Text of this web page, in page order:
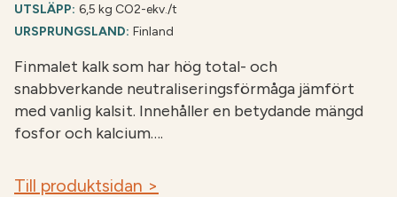
UTSLÄPP: 6,5 kg CO2-ekv./t
URSPRUNGSLAND: Finland
Finmalet kalk som har hög total- och
snabbverkande neutraliseringsförmåga jämfört
med vanlig kalsit. Innehåller en betydande mängd
fosfor och kalcium….
Till produktsidan >